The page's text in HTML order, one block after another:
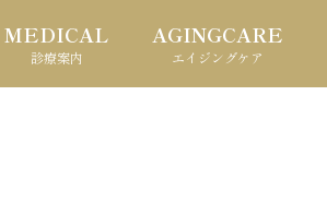
MEDICAL
診療案内
AGINGCARE
エイジングケア